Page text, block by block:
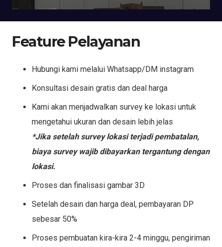
Feature Pelayanan
Hubungi kami melalui Whatsapp/DM instagram
Konsultasi desain gratis dan deal harga
Kami akan menjadwalkan survey ke lokasi untuk
mengetahui ukuran dan desain lebih jelas
*Jika setelah survey lokasi terjadi pembatalan,
biaya survey wajib dibayarkan tergantung dengan
lokasi.
Proses dan finalisasi gambar 3D
Setelah desain dan harga deal, pembayaran DP
sebesar 50%
Proses pembuatan kira-kira 2-4 minggu, pengiriman